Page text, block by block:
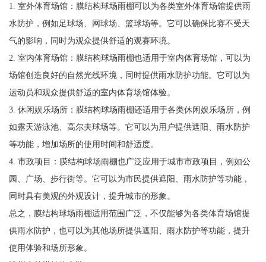
1. 室外体育场馆：膜结构球场雨棚可以为各类室外体育场馆提供雨
水防护，例如足球场、网球场、篮球场等。它可以确保比赛不受天
气的影响，同时为观众提供舒适的观赛环境。
2. 室内体育场馆：膜结构球场雨棚也适用于室内体育场馆，可以为
场馆创造良好的自然光线环境，同时提供雨水防护功能。它可以为
运动员和观众提供舒适的室内体育场馆体验。
3. 休闲娱乐场所：膜结构球场雨棚还适用于各类休闲娱乐场所，例
如露天游泳池、高尔夫球场等。它可以为用户提供遮阳、雨水防护
等功能，增加场所的使用时间和舒适度。
4. 市政项目：膜结构球场雨棚也广泛应用于城市市政项目，例如公
园、广场、步行街等。它可以为市民提供遮阳、雨水防护等功能，
同时具有美观的外观设计，提升城市的形象。
总之，膜结构球场雨棚适用范围广泛，不仅能够为各类体育场馆提
供雨水防护，也可以为其他场所提供遮阳、雨水防护等功能，提升
使用体验和场所形象。